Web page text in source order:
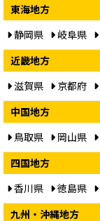
東海地方
静岡県
岐阜県
近畿地方
滋賀県
京都府
中国地方
鳥取県
岡山県
四国地方
香川県
徳島県
九州・沖縄地方